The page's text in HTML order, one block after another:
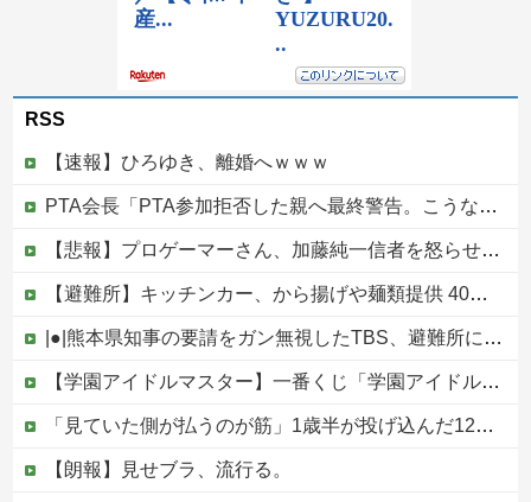
RSS
【速報】ひろゆき、離婚へｗｗｗ
PTA会長「PTA参加拒否した親へ最終警告。こうなってもいい？」
【悲報】プロゲーマーさん、加藤純一信者を怒らせてしまった結果、好き嫌い5位にwwwwwwww
【避難所】キッチンカー、から揚げや麺類提供 40代女性「最高、パン中心の生活には飽き飽きしていて、野菜不足も感じていた」→時事通信タイトル「パンに飽き飽き」他
|●|熊本県知事の要請をガン無視したTBS、避難所に取材班が押し入ってプライバシーに全く配慮しない報道を……
【学園アイドルマスター】一番くじ「学園アイドルマスター Part7」12月発売決定
「見ていた側が払うのが筋」1歳半が投げ込んだ12万円のスマホ、半額提示した母親は冷たい？
【朗報】見せブラ、流行る。